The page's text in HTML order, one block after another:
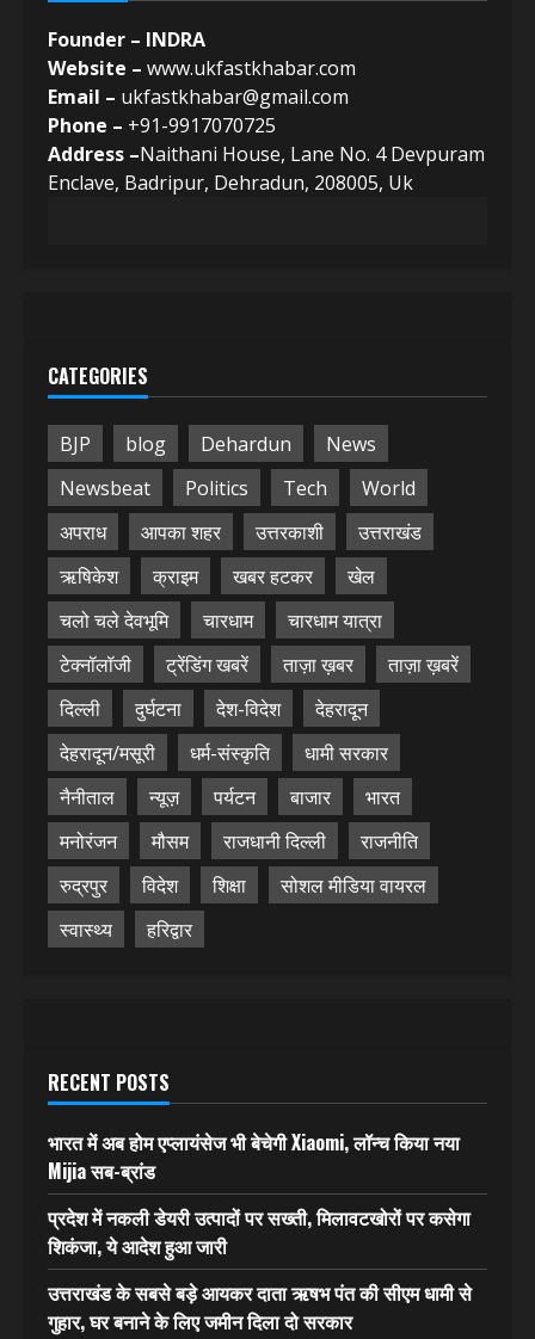
Founder – INDRA
Website – www.ukfastkhabar.com
Email – ukfastkhabar@gmail.com
Phone – +91-9917070725
Address –Naithani House, Lane No. 4 Devpuram
Enclave, Badripur, Dehradun, 208005, Uk
CATEGORIES
BJP blog Dehardun
News
Newsbeat
Politics Tech
World
अपराध
आपका शहर उत्तरकाशी
उत्तराखंड
ऋषिकेश
क्राइम खबर हटकर
खेल
चलो चले देवभूमि
चारधाम
चारधाम यात्रा
टेक्नॉलॉजी
ट्रेंडिंग खबरें ताज़ा ख़बर
ताज़ा ख़बरें
दिल्ली
दुर्घटना देश-विदेश
देहरादून
देहरादून/मसूरी
धर्म-संस्कृति
धामी सरकार
नैनीताल
न्यूज़ पर्यटन बाजार
भारत
मनोरंजन
मौसम राजधानी दिल्ली
राजनीति
रुद्रपुर
विदेश शिक्षा
सोशल मीडिया वायरल
स्वास्थ्य
हरिद्वार
RECENT POSTS
भारत में अब होम एप्लायंसेज भी बेचेगी Xiaomi, लॉन्च किया नया
Mijia सब-ब्रांड
प्रदेश में नकली डेयरी उत्पादों पर सख्ती, मिलावटखोरों पर कसेगा
शिकंजा, ये आदेश हुआ जारी
उत्तराखंड के सबसे बड़े आयकर दाता ऋषभ पंत की सीएम धामी से
गुहार, घर बनाने के लिए जमीन दिला दो सरकार